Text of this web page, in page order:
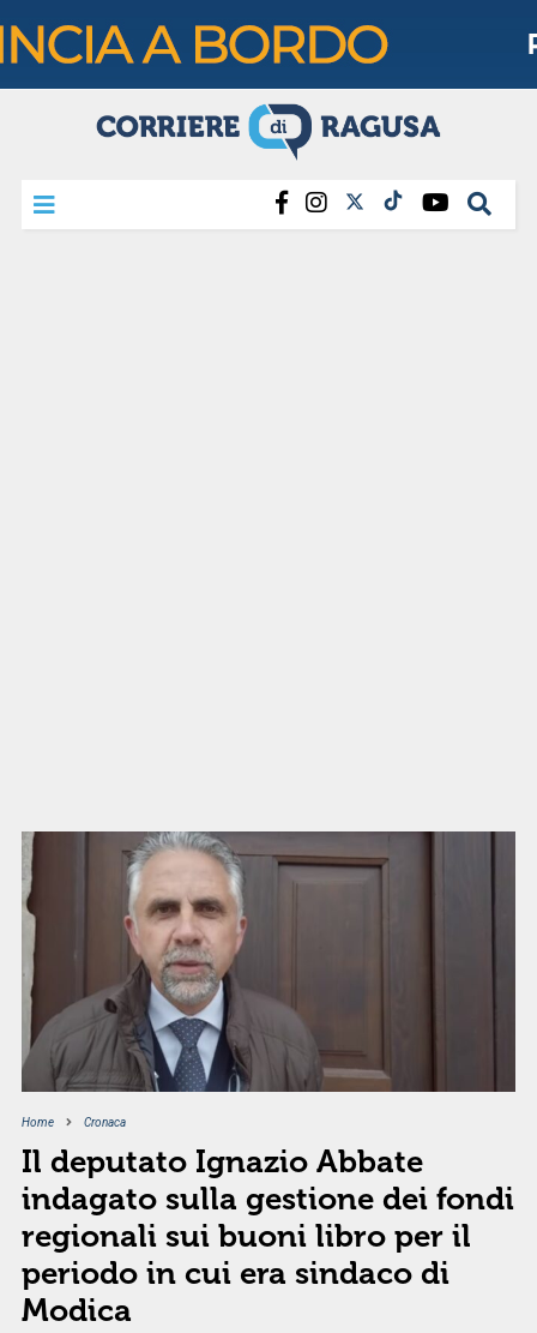
Home Cronaca
Il deputato Ignazio Abbate
indagato sulla gestione dei fondi
regionali sui buoni libro per il
periodo in cui era sindaco di
Modica